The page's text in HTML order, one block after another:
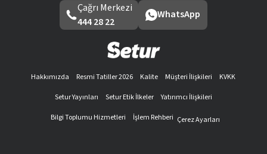
Çağrı Merkezi
444 28 22
WhatsApp
Hakkımızda Resmi Tatiller 2026 Kalite Müşteri İlişkileri
KVKK
Setur Yayınları
Setur Etik İlkeler
Yatırımcı İlişkileri
Bilgi Toplumu Hizmetleri
İşlem Rehberi Çerez Ayarları